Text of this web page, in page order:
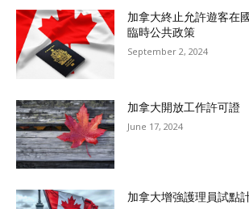
加拿大終止允許遊客在
臨時公共政策
September 2, 2024
加拿大開放工作許可證
June 17, 2024
加拿大增強護理員試點